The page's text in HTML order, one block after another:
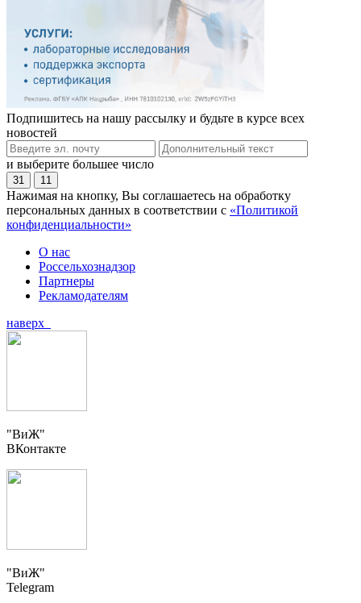
Подпишитесь на нашу рассылку и будьте в курсе всех
новостей
и выберите большее число
31 11
Нажимая на кнопку, Вы соглашаетесь на обработку
персональных данных в соответствии с «Политикой
конфиденциальности»
О нас
Россельхознадзор
Партнеры
Рекламодателям
наверх
"ВиЖ"
ВКонтакте
"ВиЖ"
Telegram